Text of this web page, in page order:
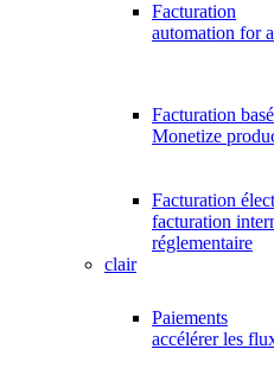
Facturation
automation for
Facturation
Monetize
Facturation
facturation
réglementaire
clair
Paiements
accélérer les